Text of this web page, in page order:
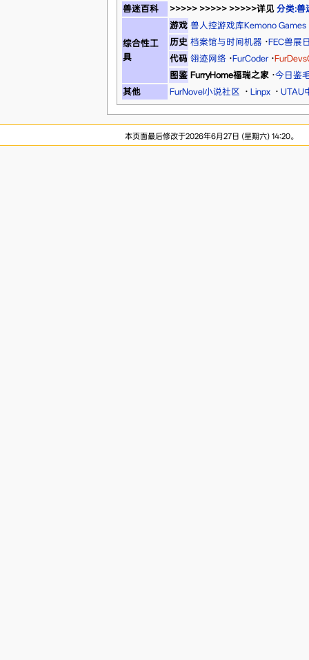
兽迷百科
>>>>> >>>>> >>>>>详见 分类:兽
综合性工
具
游戏 兽人控游戏库Kemono Games
历史 档案馆与时间机器 ·FEC兽展
代码 翎迹网络 ·FurCoder·
图鉴 FurryHome福瑞之家·今日鉴
其他
FurNovel小说社区 · Linpx · UTAU
本页面最后修改于2026年6月27日 (星期六) 14:20。